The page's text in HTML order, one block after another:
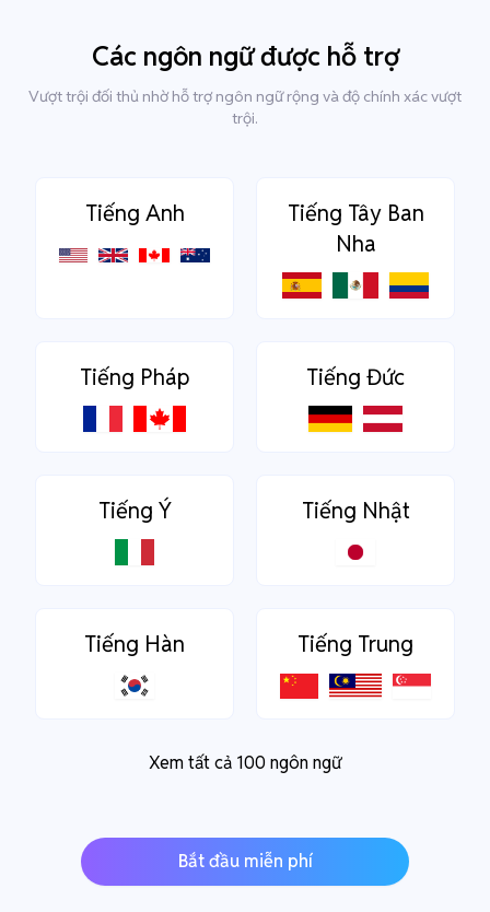
Các ngôn ngữ được hỗ trợ
Vượt trội đối thủ nhờ hỗ trợ ngôn ngữ rộng và độ chính xác vượt
trội.
Tiếng Anh
Tiếng Tây Ban
Nha
Tiếng Pháp Tiếng Đức
Tiếng Ý Tiếng Nhật
Tiếng Hàn Tiếng Trung
Xem tất cả 100 ngôn ngữ
Bắt đầu miễn phí